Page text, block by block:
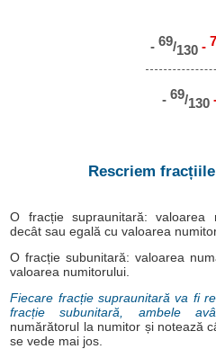
- 69/130-
- 69/130
Rescriem
O fracție supraunitară: valoarea
decât sau egală cu valoarea
O fracție subunitară: valoarea
valoarea numitorului.
Fiecare fracție supraunitară va fi
fracție subunitară, ambele
numărătorul la numitor și notează
se vede mai jos.